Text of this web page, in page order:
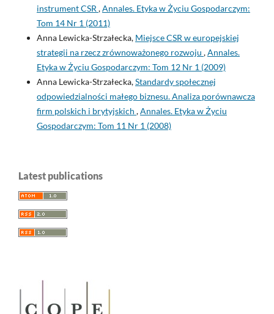
instrument CSR ,Annales. Etyka w Życiu Gospodarczym:
Tom 14 Nr 1 (2011)
Anna Lewicka-Strzałecka, Miejsce CSR w europejskiej
strategii na rzecz zrównoważonego rozwoju ,Annales.
Etyka w Życiu Gospodarczym: Tom 12 Nr 1 (2009)
Anna Lewicka-Strzałecka,Standardy społecznej
odpowiedzialności małego biznesu. Analiza porównawcza
firm polskich i brytyjskich ,Annales. Etyka w Życiu
Gospodarczym: Tom 11 Nr 1 (2008)
Latest publications